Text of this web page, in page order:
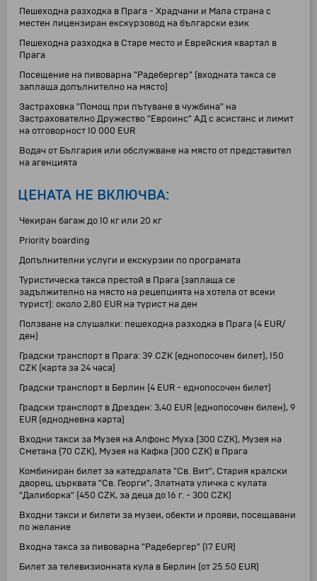
Пешеходна разходка в Прага - Храдчани и Мала страна с
местен лицензиран екскурзовод на български език
Пешеходна разходка в Старе место и Еврейския квартал в
Прага
Посещение на пивоварна "Радебергер" (входната такса се
заплаща допълнително на място)
Застраховка "Помощ при пътуване в чужбина" на
Застрахователно Дружество "Евроинс" АД с асистанс и лимит
на отговорност 10 000 EUR
Водач от България или обслужване на място от представител
на агенцията
ЦЕНАТА НЕ ВКЛЮЧВА:
Чекиран багаж до 10 кг или 20 кг
Priority boarding
Допълнителни услуги и екскурзии по програмата
Туристическа такса престой в Прага (заплаща се
задължително на място на рецепцията на хотела от всеки
турист): около 2,80 EUR на турист на ден
Ползване на слушалки: пешеходна разходка в Прага (4 EUR/
ден)
Градски транспорт в Прага: 39 CZK (еднопосочен билет), 150
CZK (карта за 24 часа)
Градски транспорт в Берлин (4 ЕUR - еднопосочен билет)
Градски транспорт в Дрезден: 3,40 EUR (еднопосочен билен), 9
EUR (еднодневна карта)
Входни такси за Музея на Алфонс Муха (300 CZK), Музея на
Сметана (70 CZK), Музея на Кафка (300 CZK) в Прага
Комбиниран билет за катедралата "Св. Вит", Стария кралски
дворец, църквата "Св. Георги", Златната уличка с кулата
"Далиборка" (450 CZK, за деца до 16 г. - 300 CZK)
Входни такси и билети за музеи, обекти и прояви, посещавани
по желание
Входна такса за пивоварна "Радебергер" (17 EUR)
Билет за телевизионната кула в Берлин (от 25.50 ЕUR)